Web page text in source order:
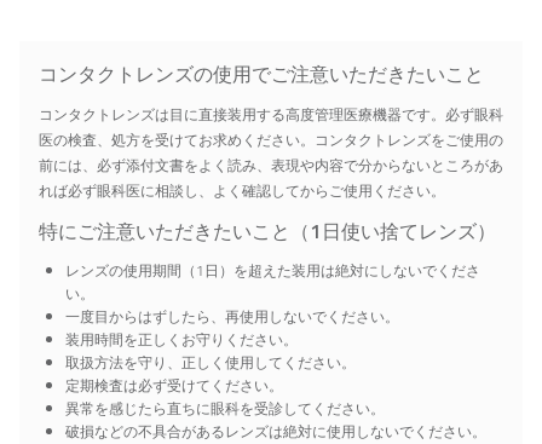
コンタクトレンズの使用でご注意いただきたいこと
コンタクトレンズは目に直接装用する高度管理医療機器です。必ず眼科
医の検査、処方を受けてお求めください。コンタクトレンズをご使用の
前には、必ず添付文書をよく読み、表現や内容で分からないところがあ
れば必ず眼科医に相談し、よく確認してからご使用ください。
特にご注意いただきたいこと（1日使い捨てレンズ）
レンズの使用期間（1日）を超えた装用は絶対にしないでくださ
い。
一度目からはずしたら、再使用しないでください。
装用時間を正しくお守りください。
取扱方法を守り、正しく使用してください。
定期検査は必ず受けてください。
異常を感じたら直ちに眼科を受診してください。
破損などの不具合があるレンズは絶対に使用しないでください。